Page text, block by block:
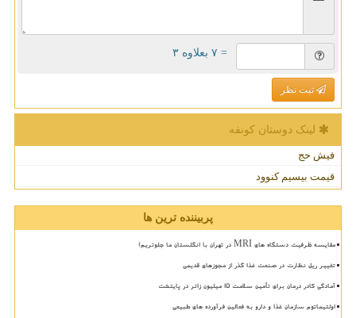
= ۷ بعلاوه ۳
ثبت نظر
لینک دوستان كونفه
فیش حج
قیمت بیسیم کنوود
پربیننده ترین ها
مقایسه ظرفیت دستگاه های MRI در تهران با انگلستان ما جلوتریم!
تغییر ریل نظارت در صنعت غذا گذر از مجوزهای قدیمی
آمادگی کادر درمان برای تأمین سلامت 15 میلیون زائر در پایتخت
اولتیماتوم سازمان غذا و دارو به فعالین فرآورده های طبیعی